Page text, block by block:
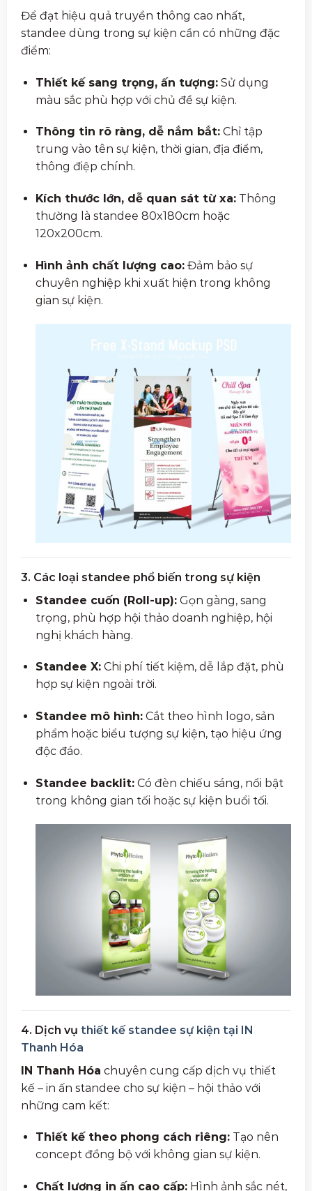
Để đạt hiệu quả truyền thông cao nhất,
standee dùng trong sự kiện cần có những đặc
điểm:
Thiết kế sang trọng, ấn tượng:Sử dụng
màu sắc phù hợp với chủ đề sự kiện.
Thông tin rõ ràng, dễ nắm bắt:Chỉ tập
trung vào tên sự kiện, thời gian, địa điểm,
thông điệp chính.
Kích thước lớn, dễ quan sát từ xa:Thông
thường là standee 80x180cm hoặc
120x200cm.
Hình ảnh chất lượng cao:Đảm bảo sự
chuyên nghiệp khi xuất hiện trong không
gian sự kiện.
3. Các loại standee phổ biến trong sự kiện
Standee cuốn (Roll-up):Gọn gàng, sang
trọng, phù hợp hội thảo doanh nghiệp, hội
nghị khách hàng.
Standee X:Chi phí tiết kiệm, dễ lắp đặt, phù
hợp sự kiện ngoài trời.
Standee mô hình:Cắt theo hình logo, sản
phẩm hoặc biểu tượng sự kiện, tạo hiệu ứng
độc đáo.
Standee backlit:Có đèn chiếu sáng, nổi bật
trong không gian tối hoặc sự kiện buổi tối.
4. Dịch vụ thiết kế standee sự kiện tại IN
Thanh Hóa
IN Thanh Hóa chuyên cung cấp dịch vụ thiết
kế – in ấn standee cho sự kiện – hội thảo với
những cam kết:
Thiết kế theo phong cách riêng:Tạo nên
concept đồng bộ với không gian sự kiện.
Chất lượng in ấn cao cấp:Hình ảnh sắc nét,